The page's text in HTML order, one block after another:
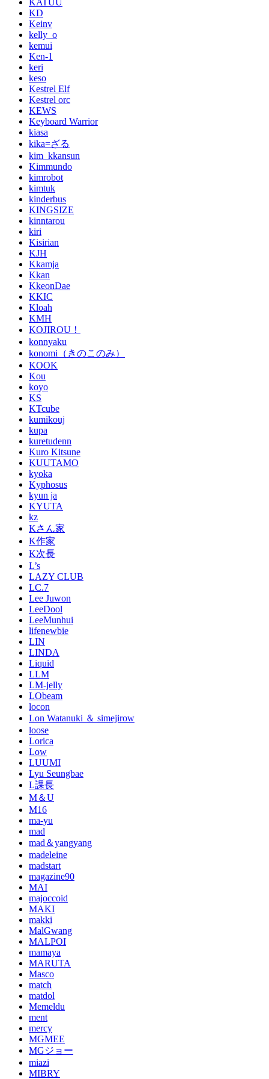
KATUU
KD
Keinv
kelly_o
kemui
Ken-1
keri
keso
Kestrel Elf
Kestrel orc
KEWS
Keyboard Warrior
kiasa
kika=ざる
kim_kkansun
Kimmundo
kimrobot
kimtuk
kinderbus
KINGSIZE
kinntarou
kiri
Kisirian
KJH
Kkamja
Kkan
KkeonDae
KKIC
Kloah
KMH
KOJIROU！
konnyaku
konomi（きのこのみ）
KOOK
Kou
koyo
KS
KTcube
kumikouj
kupa
kuretudenn
Kuro Kitsune
KUUTAMO
kyoka
Kyphosus
kyun ja
KYUTA
kz
Kさん家
K作家
K次長
L’s
LAZY CLUB
LC.7
Lee Juwon
LeeDool
LeeMunhui
lifenewbie
LIN
LINDA
Liquid
LLM
LM-jelly
LObeam
locon
Lon Watanuki ＆ simejirow
loose
Lorica
Low
LUUMI
Lyu Seungbae
L課長
M＆U
M16
ma-yu
mad
mad＆yangyang
madeleine
madstart
magazine90
MAI
majoccoid
MAKI
makki
MalGwang
MALPOI
mamaya
MARUTA
Masco
match
matdol
Memeldu
ment
mercy
MGMEE
MGジョー
miazi
MIBRY